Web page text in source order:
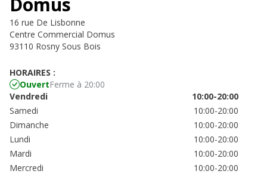
16 rue De Lisbonne
Centre Commercial Domus
93110 Rosny Sous Bois
HORAIRES :
OuvertFerme à 20:00
Vendredi
10:00-20:00
Samedi
10:00-20:00
Dimanche
10:00-20:00
Lundi
10:00-20:00
Mardi
10:00-20:00
Mercredi
10:00-20:00